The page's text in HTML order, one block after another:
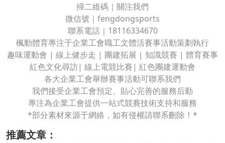
掃二維碼｜關注我們
微信號｜fengdongsports
聯系電話｜18116334670
楓動體育專注于企業工會職工文體活賽事活動策劃執行
趣味運動會 | 線上健步走 | 團建拓展 | 知識競賽 | 體育賽事
紅色文化尋訪| 線上電競比賽| 紅色團建運動會
各大企業工會舉辦賽事活動可聯系我們
我們接受企業工會預定、貼心完善的服務后勤
專注為企業工會提供一站式競賽技術支持和服務
*部分素材來源于網絡，如有侵權請聯系刪除！*
推薦文章：